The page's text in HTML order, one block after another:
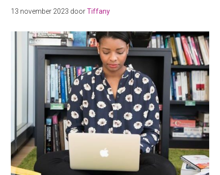
13 november 2023 doorTiffany